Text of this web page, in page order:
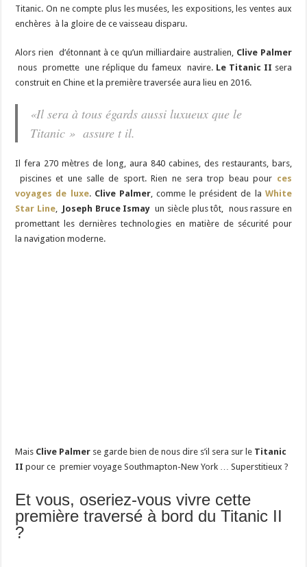
Titanic. On ne compte plus les musées, les expositions, les ventes aux
enchères à la gloire de ce vaisseau disparu.
Alors rien d’étonnant à ce qu’un milliardaire australien, Clive Palmer
nous promette une réplique du fameux navire. Le Titanic II sera
construit en Chine et la première traversée aura lieu en 2016.
«Il sera à tous égards aussi luxueux que le
Titanic » assure t il.
Il fera 270 mètres de long, aura 840 cabines, des restaurants, bars,
piscines et une salle de sport. Rien ne sera trop beau pour ces
voyages de luxe. Clive Palmer, comme le président de la White
Star Line, Joseph Bruce Ismay un siècle plus tôt, nous rassure en
promettant les dernières technologies en matière de sécurité pour
la navigation moderne.
Mais Clive Palmer se garde bien de nous dire s’il sera sur le Titanic
II pour ce premier voyage Southmapton-New York … Superstitieux ?
Et vous, oseriez-vous vivre cette
première traversé à bord du Titanic II
?